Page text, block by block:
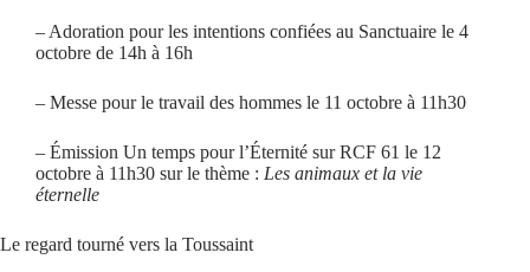
– Adoration pour les intentions confiées au Sanctuaire le 4
octobre de 14h à 16h
– Messe pour le travail des hommes le 11 octobre à 11h30
– Émission Un temps pour l’Éternité sur RCF 61 le 12
octobre à 11h30 sur le thème : Les animaux et la vie
éternelle
Le regard tourné vers la Toussaint